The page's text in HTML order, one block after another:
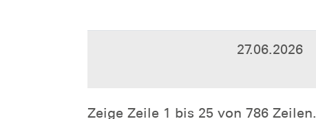
27.06.2026
Zeige Zeile 1 bis 25 von 786 Zeilen.